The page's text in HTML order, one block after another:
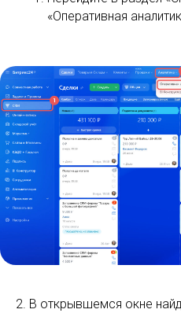
«Оперативная
2. В открывшемся окне